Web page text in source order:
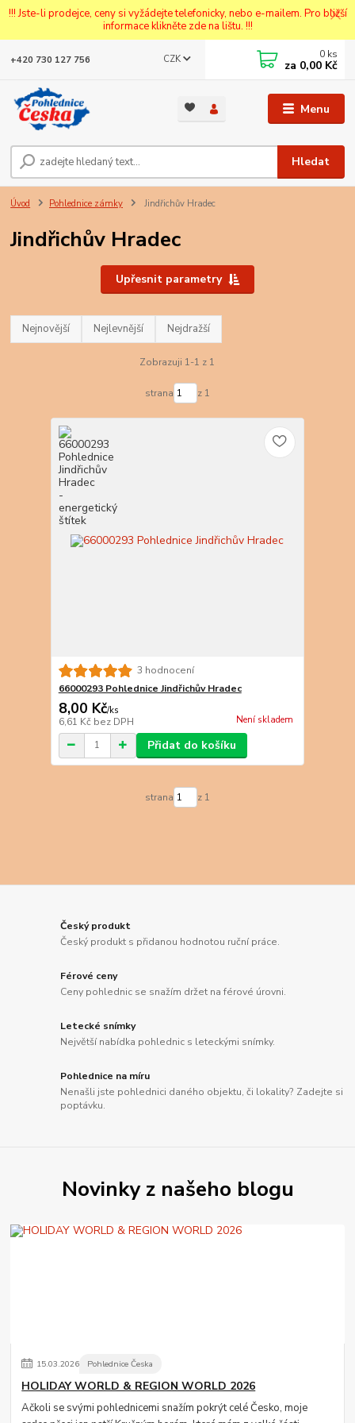
!!! Jste-li prodejce, ceny si vyžádejte telefonicky, nebo e-mailem. Pro bližší
informace klikněte zde na lištu. !!!
Menu
CZK
Hledat
+420 730 127 756 0 ks
za 0,00 Kč
Úvod Pohlednice zámky Jindřichův Hradec
Jindřichův Hradec
Upřesnit parametry
Nejnovější Nejlevnější Nejdražší
Zobrazuji 1-1 z 1
strana z 1
3 hodnocení
66000293 Pohlednice Jindřichův Hradec
8,00 Kč/ks
6,61 Kč bez DPH Není skladem
Přidat do košíku
strana z 1
Český produkt
Český produkt s přidanou hodnotou ruční práce.
Férové ceny
Ceny pohlednic se snažím držet na férové úrovni.
Letecké snímky
Největší nabídka pohlednic s leteckými snímky.
Pohlednice na míru
Nenašli jste pohlednici daného objektu, či lokality? Zadejte si
poptávku.
Novinky z našeho blogu
15.03.2026 Pohlednice Česka
HOLIDAY WORLD & REGION WORLD 2026
Ačkoli se svými pohlednicemi snažím pokrýt celé Česko, moje